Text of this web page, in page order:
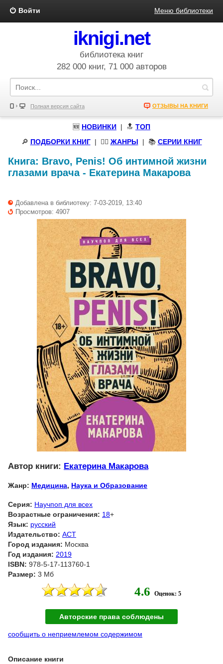
Войти Меню библиотеки
iknigi.net
библиотека книг
282 000 книг, 71 000 авторов
Полная версия сайта ОТЗЫВЫ НА КНИГИ
🆕 НОВИНКИ | 🔝 ТОП
🔎 ПОДБОРКИ КНИГ| 🧝‍♀️ ЖАНРЫ | 📚 СЕРИИ КНИГ
Книга: Bravo, Penis! Об интимной жизни
глазами врача- Екатерина Макарова
Добавлена в библиотеку: 7-03-2019, 13:40
Просмотров: 4907
Автор книги: Екатерина Макарова
Жанр: Медицина, Наука и Образование
Серия: Научпоп для всех
Возрастные ограничения: 18+
Язык: русский
Издательство: АСТ
Город издания: Москва
Год издания: 2019
ISBN: 978-5-17-113760-1
Размер: 3 Мб
4.6 Оценок: 5
Авторские права соблюдены
сообщить о неприемлемом содержимом
Описание книги